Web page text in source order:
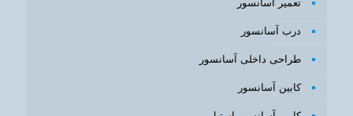
تعمیر آسانسور
درب آسانسور
طراحی داخلی آسانسور
کابین آسانسور